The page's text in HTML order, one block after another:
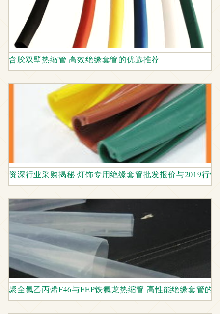
含胶双壁热缩管 高效绝缘套管的优选推荐
资深行业采购揭秘 灯饰专用绝缘套管批发报价与2019行
聚全氟乙丙烯F46与FEP铁氟龙热缩管 高性能绝缘套管的